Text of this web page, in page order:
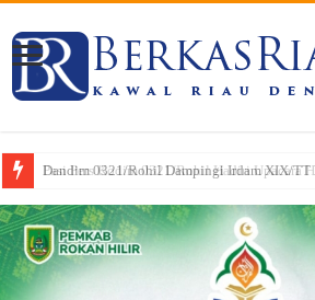
Dandim 0321/Rohil Dampingi Irdam XIX/TT